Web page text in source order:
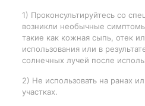
1) Проконсультируйтесь со
возникли необычные
такие как кожная сыпь, отек
использования или в
солнечных лучей после
2) Не использовать на ранах
участках.